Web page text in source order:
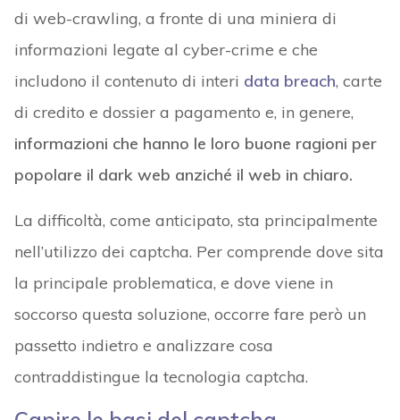
di web-crawling, a fronte di una miniera di
informazioni legate al cyber-crime e che
includono il contenuto di interi data breach, carte
di credito e dossier a pagamento e, in genere,
informazioni che hanno le loro buone ragioni per
popolare il dark web anziché il web in chiaro.
La difficoltà, come anticipato, sta principalmente
nell’utilizzo dei captcha. Per comprende dove sita
la principale problematica, e dove viene in
soccorso questa soluzione, occorre fare però un
passetto indietro e analizzare cosa
contraddistingue la tecnologia captcha.